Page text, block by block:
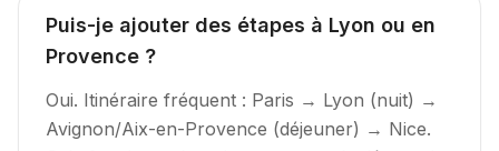
Puis-je ajouter des étapes à Lyon ou en
Provence ?
Oui. Itinéraire fréquent : Paris → Lyon (nuit) →
Avignon/Aix-en-Provence (déjeuner) → Nice.